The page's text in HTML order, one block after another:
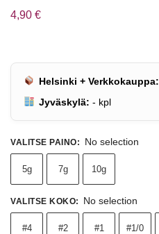
4,90 €
Helsinki + Verkkokauppa:
Jyväskylä: - kpl
VALITSE PAINO: No selection
5g 7g 10g
VALITSE KOKO: No selection
#4 #2 #1 #1/0